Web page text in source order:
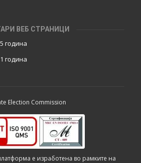
ВЕБ СТРАНИЦИ
година
година
Election Commission
е изработена во рамките на